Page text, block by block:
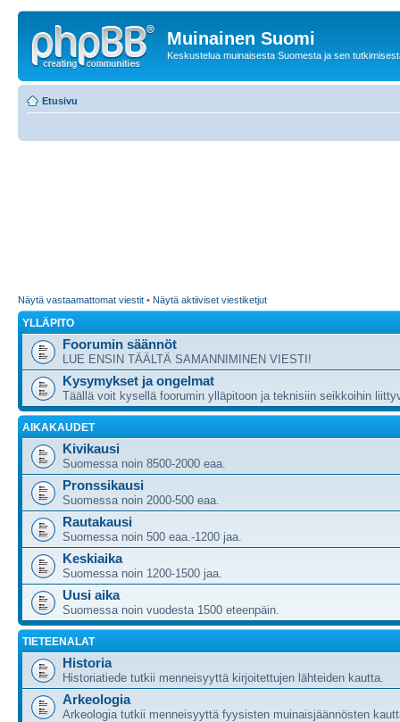
Muinainen Suomi
Keskustelua muinaisesta Suomesta ja sen
Etusivu
Näytä vastaamattomat viestit • Näytä aktiiviset viestiketjut
YLLÄPITO
Foorumin säännöt
LUE ENSIN TÄÄLTÄ SAMANNIMINEN VIESTI!
Kysymykset ja ongelmat
Täällä voit kysellä foorumin ylläpitoon ja teknisiin seikkoihin
AIKAKAUDET
Kivikausi
Suomessa noin 8500-2000 eaa.
Pronssikausi
Suomessa noin 2000-500 eaa.
Rautakausi
Suomessa noin 500 eaa.-1200 jaa.
Keskiaika
Suomessa noin 1200-1500 jaa.
Uusi aika
Suomessa noin vuodesta 1500 eteenpäin.
TIETEENALAT
Historia
Historiatiede tutkii menneisyyttä kirjoitettujen lähteiden kautta.
Arkeologia
Arkeologia tutkii menneisyyttä fyysisten muinaisjäännösten